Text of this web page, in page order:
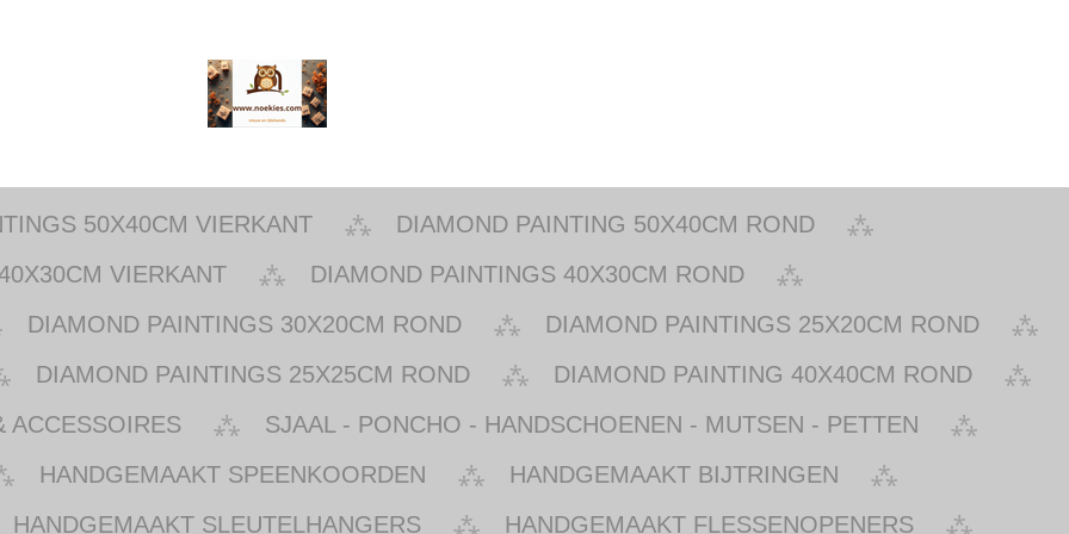
50X40CM VIERKANT
DIAMOND PAINTING 50X40CM ROND
VIERKANT
DIAMOND PAINTINGS 40X30CM ROND
DIAMOND PAINTINGS 30X20CM ROND
DIAMOND PAINTINGS 25X20CM ROND
DIAMOND PAINTINGS 25X25CM ROND
DIAMOND PAINTING 40X40CM ROND
ACCESSOIRES
SJAAL - PONCHO - HANDSCHOENEN - MUTSEN - PETTEN
HANDGEMAAKT SPEENKOORDEN
HANDGEMAAKT BIJTRINGEN
HANDGEMAAKT SLEUTELHANGERS
HANDGEMAAKT FLESSENOPENERS